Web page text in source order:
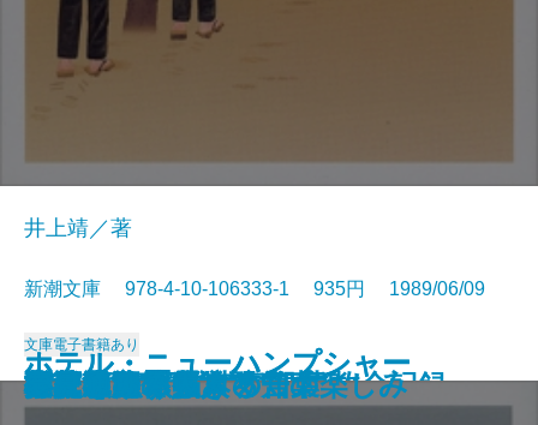
ホテル・ニューハンプシャー
〔上〕
ホテル・ニューハンプシャー
〔下〕
村上朝日堂の逆襲
長英逃亡〔上〕
長英逃亡〔下〕
吉原御免状
大垣行345M列車の殺意
墜落の夏―日航123便事故全記録―
新編 銀河鉄道の夜
夏草冬濤〔上〕
井上靖／著
新潮文庫 978-4-10-106333-1 935円 1989/06/09
文庫電子書籍あり
夏草冬濤〔下〕
打たれ強く生きる
バーボン・ストリート
アメリカ素描
ご依頼の件
江戸アルキ帖
白夜を旅する人々
小説のたくらみ、知の楽しみ
心に迫るパウロの言葉
夢見通りの人々